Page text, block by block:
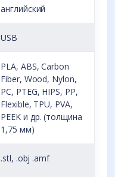
английский
USB
PLA, ABS, Carbon
Fiber, Wood, Nylon,
PC, PTEG, HIPS, PP,
Flexible, TPU, PVA,
PEEK и др. (толщина
1,75 мм)
.stl, .obj .amf